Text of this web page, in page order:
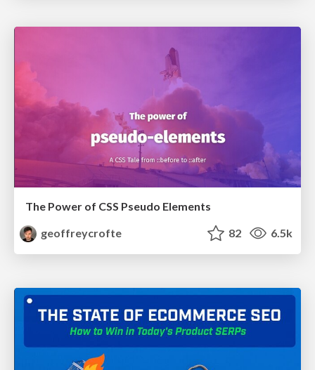
The Power of CSS Pseudo Elements
geoffreycrofte
82 6.5k